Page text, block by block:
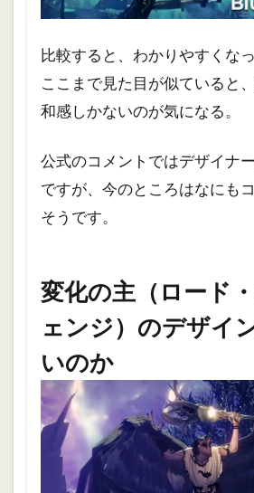
比較すると、わかりやすくな
ここまで見た目が似ていると
和感しかないのが気になる。
公式のコメントではデザイナ
ですが、今のところはなにも
そうです。
変化の主（ロード
ェンジ）のデザイ
いのか